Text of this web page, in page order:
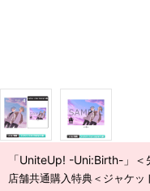
「UniteUp! -Uni:Birth-」
店舗共通購入特典＜ジャケッ